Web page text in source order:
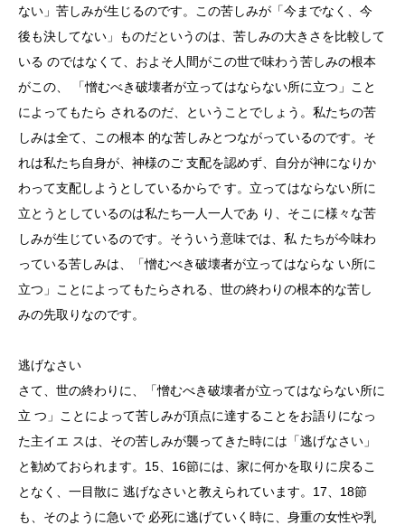
ない」苦しみが生じるのです。この苦しみが「今までなく、今
後も決してない」ものだというのは、苦しみの大きさを比較して
いる のではなくて、およそ人間がこの世で味わう苦しみの根本
がこの、 「憎むべき破壊者が立ってはならない所に立つ」こと
によってもたら されるのだ、ということでしょう。私たちの苦
しみは全て、この根本 的な苦しみとつながっているのです。そ
れは私たち自身が、神様のご 支配を認めず、自分が神になりか
わって支配しようとしているからで す。立ってはならない所に
立とうとしているのは私たち一人一人であ り、そこに様々な苦
しみが生じているのです。そういう意味では、私 たちが今味わ
っている苦しみは、「憎むべき破壊者が立ってはならな い所に
立つ」ことによってもたらされる、世の終わりの根本的な苦し
みの先取りなのです。
逃げなさい
さて、世の終わりに、「憎むべき破壊者が立ってはならない所に
立 つ」ことによって苦しみが頂点に達することをお語りになっ
た主イエ スは、その苦しみが襲ってきた時には「逃げなさい」
と勧めておられます。15、16節には、家に何かを取りに戻るこ
となく、一目散に 逃げなさいと教えられています。17、18節
も、そのように急いで 必死に逃げていく時に、身重の女性や乳